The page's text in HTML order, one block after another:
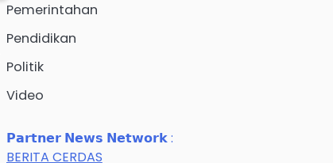
Pemerintahan
Pendidikan
Politik
Video
𝗣𝗮𝗿𝘁𝗻𝗲𝗿 𝗡𝗲𝘄𝘀 𝗡𝗲𝘁𝘄𝗼𝗿𝗸 :
BERITA CERDAS